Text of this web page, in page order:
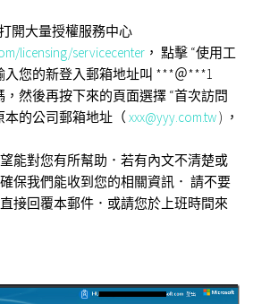
開大量授權服務中心
licensing/servicecenter ， 點擊 “使用工
入您的新登入郵箱地址叫 ***＠***1
，然後再按下來的頁面選擇 “首次訪問
本的公司郵箱地址（ xxx@yyy.com.tw) ，
能對您有所幫助．若有內文不清楚或
保我們能收到您的相關資訊． 請不要
接回覆本郵件．或請您於上班時間來